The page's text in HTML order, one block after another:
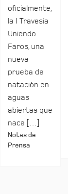
oficialmente,
la I Travesía
Uniendo
Faros, una
nueva
prueba de
natación en
aguas
abiertas que
nace […]
Notas de
Prensa